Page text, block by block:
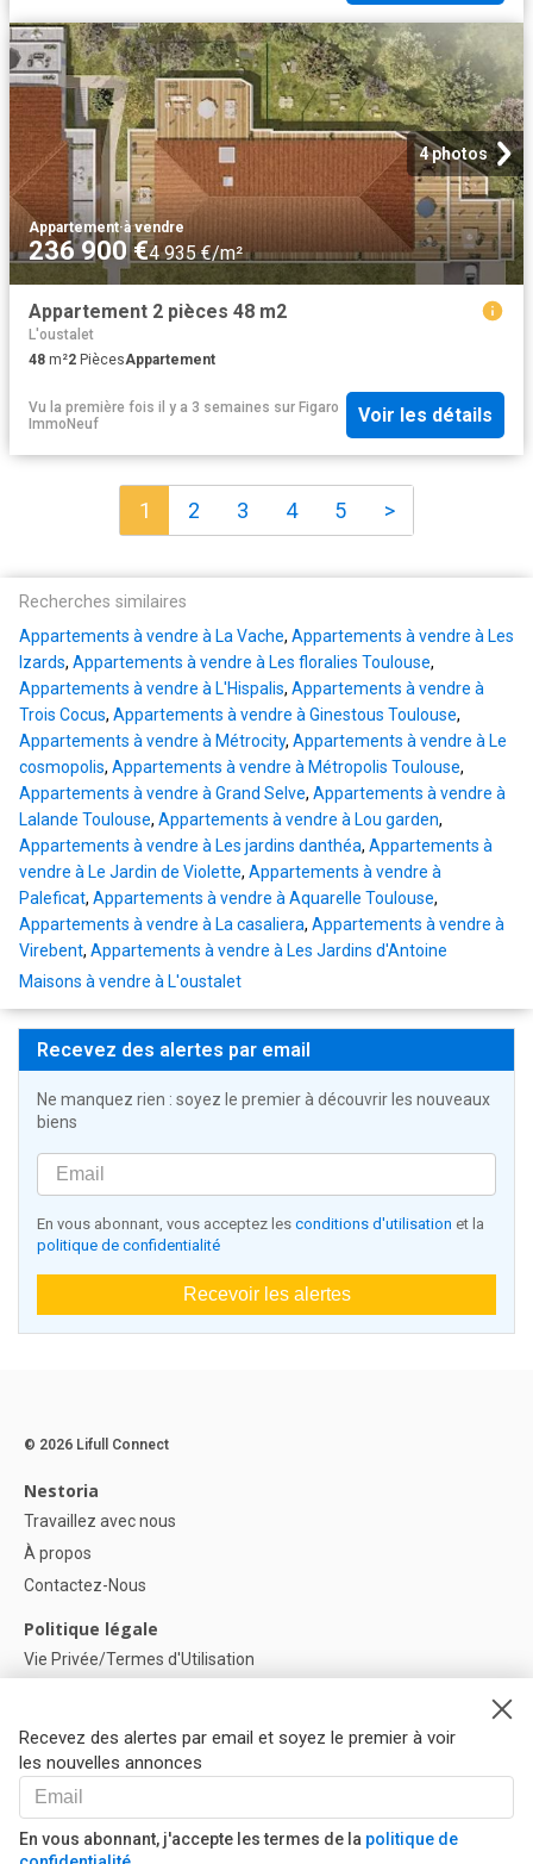
4 photos
Appartement·à vendre
236 900 €4 935 €/m²
Appartement 2 pièces 48 m2
L'oustalet
48 m²2 PiècesAppartement
Vu la première fois il y a 3 semaines sur Figaro
ImmoNeuf
Voir les détails
1 2 3 4 5 >
Recherches similaires
Appartements à vendre à La Vache, Appartements à vendre à Les
Izards, Appartements à vendre à Les floralies Toulouse,
Appartements à vendre à L'Hispalis, Appartements à vendre à
Trois Cocus, Appartements à vendre à Ginestous Toulouse,
Appartements à vendre à Métrocity, Appartements à vendre à Le
cosmopolis, Appartements à vendre à Métropolis Toulouse,
Appartements à vendre à Grand Selve, Appartements à vendre à
Lalande Toulouse, Appartements à vendre à Lou garden,
Appartements à vendre à Les jardins danthéa, Appartements à
vendre à Le Jardin de Violette, Appartements à vendre à
Paleficat, Appartements à vendre à Aquarelle Toulouse,
Appartements à vendre à La casaliera, Appartements à vendre à
Virebent, Appartements à vendre à Les Jardins d'Antoine
Maisons à vendre à L'oustalet
Recevez des alertes par email
Ne manquez rien : soyez le premier à découvrir les nouveaux
biens
En vous abonnant, vous acceptez les conditions d'utilisation et la
politique de confidentialité
Recevoir les alertes
Recevez des alertes par email et soyez le premier à voir
les nouvelles annonces
En vous abonnant, j'accepte les termes de la politique de
© 2026 Lifull Connect
Nestoria
Travaillez avec nous
À propos
Contactez-Nous
Politique légale
Vie Privée/Termes d'Utilisation
Paramètres des cookies
Aide
FAQ